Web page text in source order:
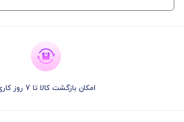
امکان بازگشت کالا تا 7 روز کاری